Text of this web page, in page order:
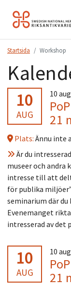
Hoppa
till
Startsida Workshop
10
AUG
10
21
Plats: Ännu inte
Är du
museer och andra
intresse till att
för publika
seminarium där
Evenemanget
intresserad av det
10
AUG
10
21